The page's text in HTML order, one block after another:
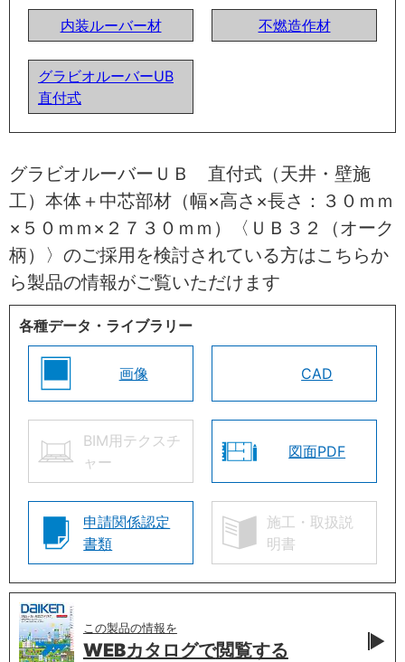
内装ルーバー材
不燃造作材
グラビオルーバーUB
直付式
グラビオルーバーＵＢ 直付式（天井・壁施
工）本体＋中芯部材（幅×高さ×長さ：３０ｍｍ
×５０ｍｍ×２７３０ｍｍ）〈ＵＢ３２（オーク
柄）〉のご採用を検討されている方はこちらか
ら製品の情報がご覧いただけます
各種データ・ライブラリー
画像 CAD
BIM用テクスチ
ャー
図面PDF
申請関係認定
書類
施工・取扱説
明書
この製品の情報を
WEBカタログで閲覧する